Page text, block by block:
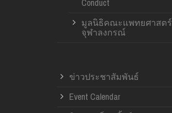
Conduct
มูลนิธิคณะแพทยศาสตร์
จุฬาลงกรณ์
ข่าวประชาสัมพันธ์
Event Calendar